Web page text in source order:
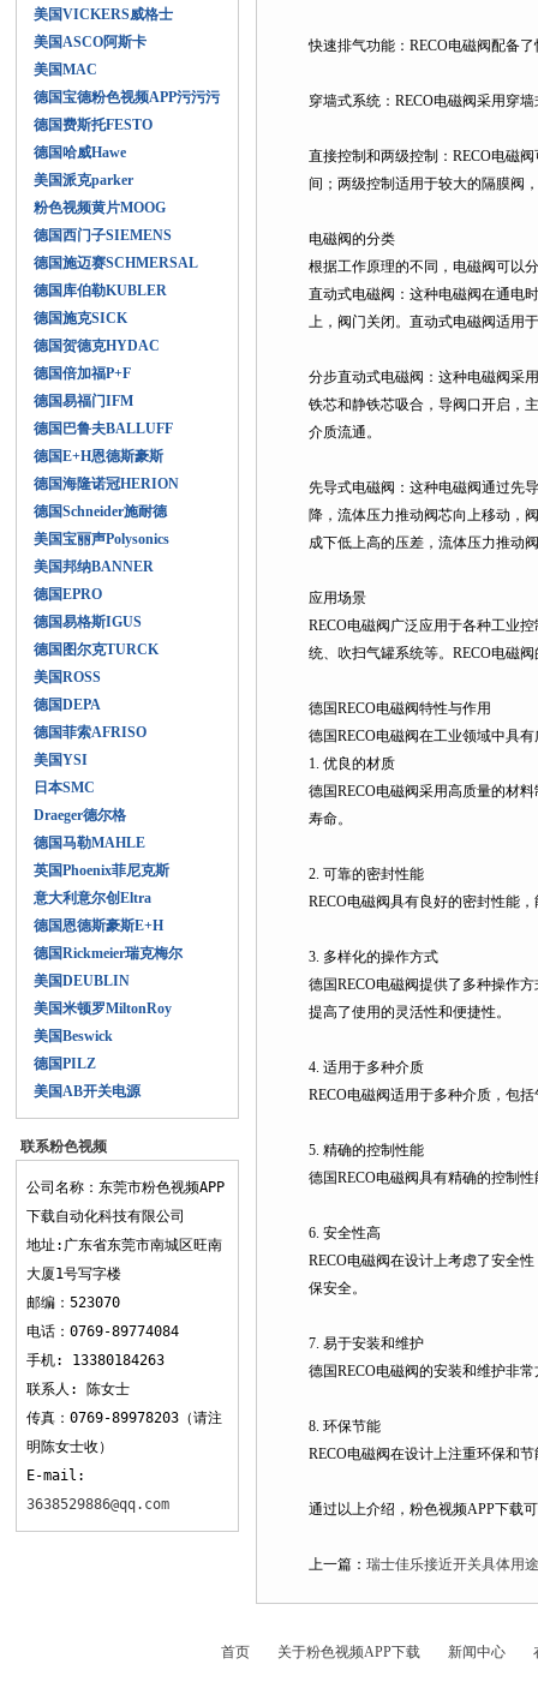
美国VICKERS威格士
美国ASCO阿斯卡
美国MAC
德国宝德粉色视频APP污污污
德国费斯托FESTO
德国哈威Hawe
美国派克parker
粉色视频黄片MOOG
德国西门子SIEMENS
德国施迈赛SCHMERSAL
德国库伯勒KUBLER
德国施克SICK
德国贺德克HYDAC
德国倍加福P+F
德国易福门IFM
德国巴鲁夫BALLUFF
德国E+H恩德斯豪斯
德国海隆诺冠HERION
德国Schneider施耐德
美国宝丽声Polysonics
美国邦纳BANNER
德国EPRO
德国易格斯IGUS
德国图尔克TURCK
美国ROSS
德国DEPA
德国菲索AFRISO
美国YSI
日本SMC
Draeger德尔格
德国马勒MAHLE
英国Phoenix菲尼克斯
意大利意尔创Eltra
德国恩德斯豪斯E+H
德国Rickmeier瑞克梅尔
美国DEUBLIN
美国米顿罗MiltonRoy
美国Beswick
德国PILZ
美国AB开关电源
联系粉色视频
APP下载
公司名称：东莞市粉色视频APP
下载自动化科技有限公司
地址:广东省东莞市南城区旺南
大厦1号写字楼
邮编：523070
电话：0769-89774084
手机: 13380184263
联系人: 陈女士
传真：0769-89978203（请注
明陈女士收）
E-mail:
3638529886@qq.com
快速排气功能：RECO电磁阀配备了快
穿墙式系统：RECO电磁阀采用穿墙
直接控制和两级控制：RECO电磁
间；两级控制适用于较大的隔膜阀
电磁阀的分类
根据工作原理的不同，电磁阀可以分
直动式电磁阀：这种电磁阀在通电
上，阀门关闭。直动式电磁阀适用
分步直动式电磁阀：这种电磁阀采
铁芯和静铁芯吸合，导阀口开启
介质流通。
先导式电磁阀：这种电磁阀通过
降，流体压力推动阀芯向上移动，
成下低上高的压差，流体压力推动阀芯
应用场景
RECO电磁阀广泛应用于各种工业控制
统、吹扫气罐系统等。RECO电
德国RECO电磁阀特性与作用
德国RECO电磁阀在工业领域中具有广
1. 优良的材质
德国RECO电磁阀采用高质量的材料
寿命。
2. 可靠的密封性能
RECO电磁阀具有良好的密封性能
3. 多样化的操作方式
德国RECO电磁阀提供了多种操作方式
提高了使用的灵活性和便捷性。
4. 适用于多种介质
RECO电磁阀适用于多种介质，包括
5. 精确的控制性能
德国RECO电磁阀具有精确的控制性
6. 安全性高
RECO电磁阀在设计上考虑了安全性
保安全。
7. 易于安装和维护
德国RECO电磁阀的安装和维护非常方便
8. 环保节能
RECO电磁阀在设计上注重环保和节能
通过以上介绍，粉色视频APP下载
上一篇： 瑞士佳乐接近开关具体用
首页 关于粉色视频APP下载 新闻中心